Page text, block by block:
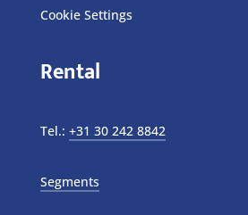
Cookie Settings
Rental
Tel.: +31 30 242 8842
Segments